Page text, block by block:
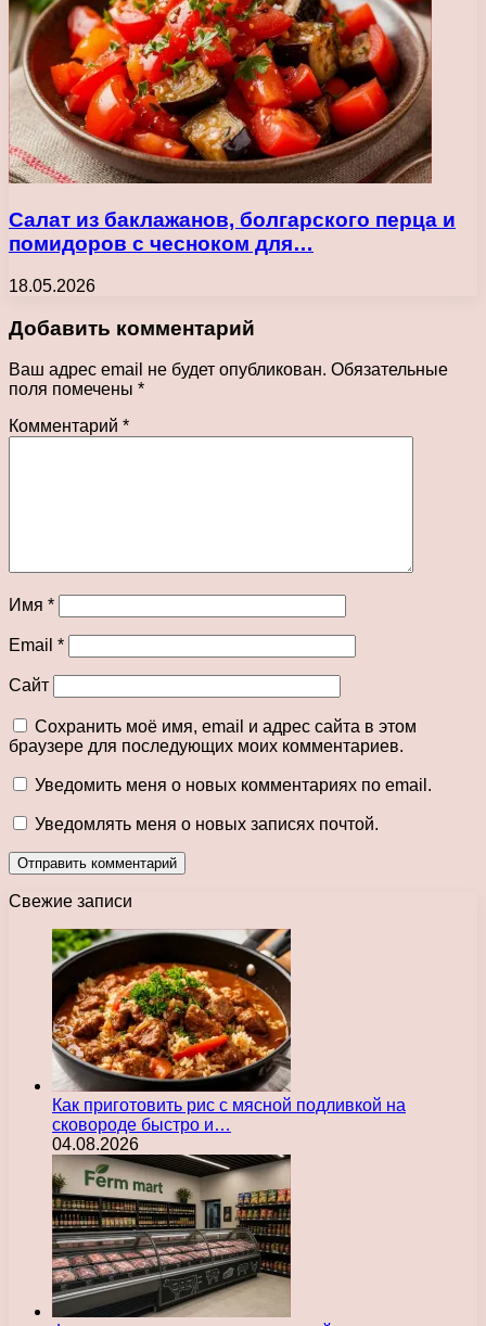
Салат из баклажанов, болгарского перца и
помидоров с чесноком для…
18.05.2026
Добавить комментарий
Ваш адрес email не будет опубликован. Обязательные
поля помечены *
Комментарий *
Имя *
Email *
Сайт
Сохранить моё имя, email и адрес сайта в этом
браузере для последующих моих комментариев.
Уведомить меня о новых комментариях по email.
Уведомлять меня о новых записях почтой.
Свежие записи
Как приготовить рис с мясной подливкой на
сковороде быстро и…
04.08.2026